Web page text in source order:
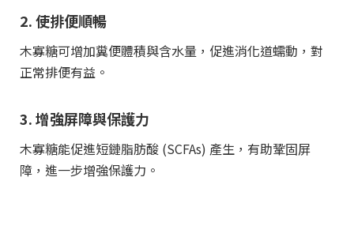
2. 使排便順暢
木寡糖可增加糞便體積與含水量，促進消化道蠕動，對
正常排便有益。
3. 增強屏障與保護力
木寡糖能促進短鏈脂肪酸 (SCFAs) 產生，有助鞏固屏
障，進一步增強保護力。